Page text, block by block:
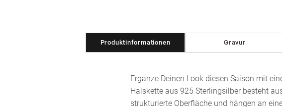
Produktinformationen Gravur
Ergänze Deinen Look diesen Saison mit
Halskette aus 925 Sterlingsilber besteht
strukturierte Oberfläche und hängen an